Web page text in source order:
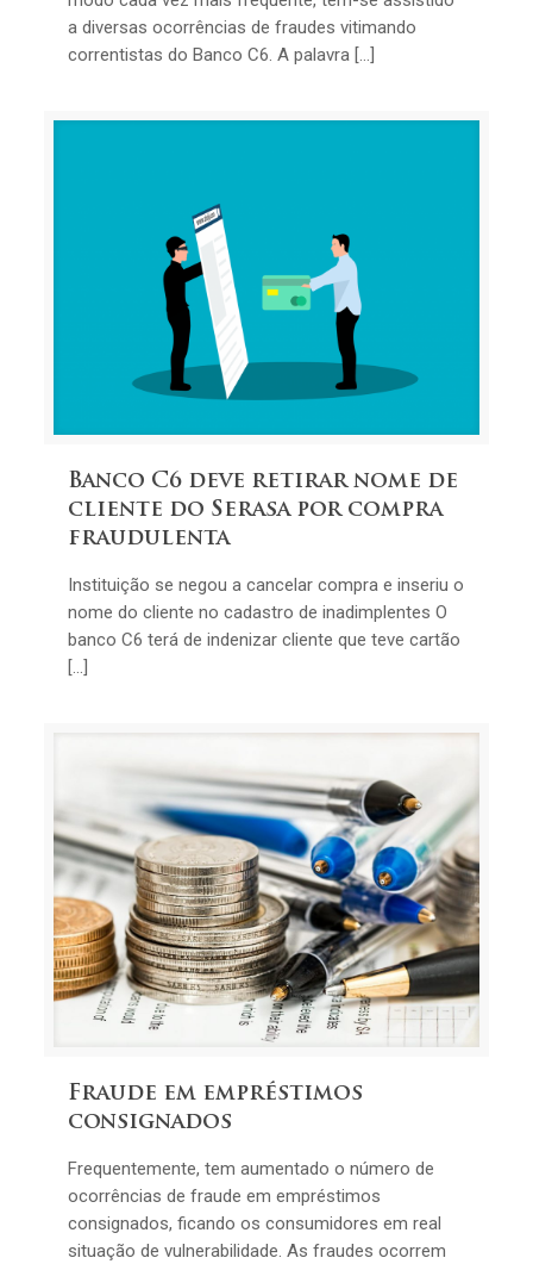
a diversas ocorrências de fraudes vitimando
correntistas do Banco C6. A palavra […]
Banco C6 deve retirar nome de
cliente do Serasa por compra
fraudulenta
Instituição se negou a cancelar compra e inseriu o
nome do cliente no cadastro de inadimplentes O
banco C6 terá de indenizar cliente que teve cartão
[…]
Fraude em empréstimos
consignados
Frequentemente, tem aumentado o número de
ocorrências de fraude em empréstimos
consignados, ficando os consumidores em real
situação de vulnerabilidade. As fraudes ocorrem